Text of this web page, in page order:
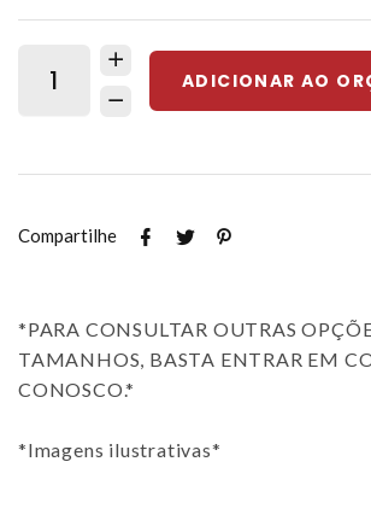
ADICIONAR AO
Compartilhe
*PARA CONSULTAR OUTRAS
TAMANHOS, BASTA ENTRAR EM
CONOSCO.*
*Imagens ilustrativas*